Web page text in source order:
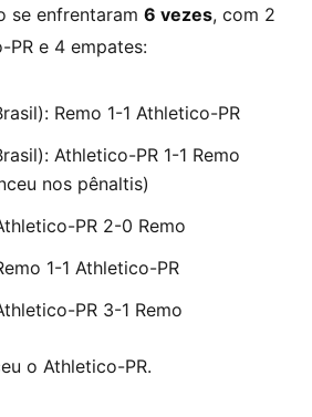
se enfrentaram 6 vezes, com 2
e 4 empates:
Remo 1-1 Athletico-PR
Athletico-PR 1-1 Remo
nos pênaltis)
PR 2-0 Remo
1-1 Athletico-PR
PR 3-1 Remo
o Athletico-PR.